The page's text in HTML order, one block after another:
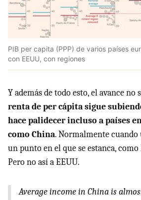
PIB per capita (PPP) de varios países
con EEUU, con regiones
Y además de todo esto, el avance no
renta de per cápita sigue
hace palidecer incluso a países
como China. Normalmente cuando
un punto en el que se estanca,
Pero no así a EEUU.
Average income in China is